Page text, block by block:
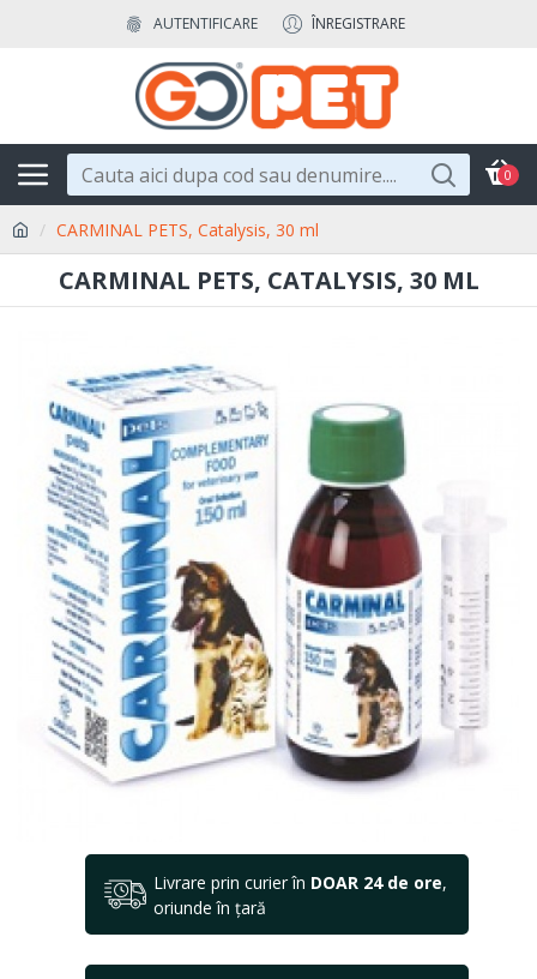
AUTENTIFICARE ÎNREGISTRARE
0
CARMINAL PETS, Catalysis, 30 ml
CARMINAL PETS, CATALYSIS, 30 ML
Livrare prin curier în DOAR 24 de ore,
oriunde în țară